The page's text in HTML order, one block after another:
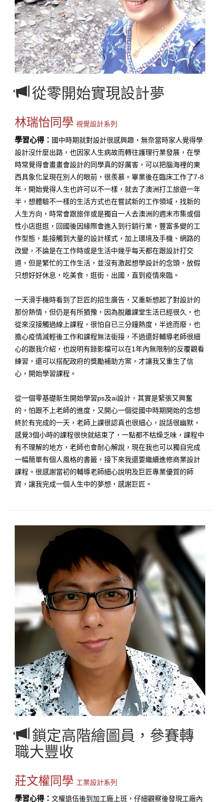
從零開始實現設計夢
林瑞怡同學 視覺設計系列
學習心得： 國中時期就對設計很感興趣，無奈當時家人覺得學
設計沒什麼出路，也因家人生病故而轉往護理行業發展，在學
時常覺得會畫畫會設計的同學真的好厲害，可以把腦海裡的東
西具象化呈現在別人的眼前，很羨慕。畢業後在臨床工作了7-8
年，開始覺得人生也許可以不一樣，就去了澳洲打工旅遊一年
半，想體驗不一樣的生活方式也在嘗試新的工作領域，找新的
人生方向，時常會跟旅伴或是獨自一人去澳洲的週末市集或個
性小店逛逛，回國後因緣際會進入到行銷行業，豐富多變的工
作型態，能接觸到大量的設計樣式，加上環境及手機、網路的
改變，不論是在工作時或是生活中幾乎每天都在跟設計打交
道，但是繁忙的工作生活，並沒有激起想學設計的念頭，放假
只想好好休息，吃美食，逛街、出國，直到疫情來臨。
一天滑手機時看到了巨匠的招生廣告，又重新想起了對設計的
那份熱情，但仍是有所猶豫，因為脫離課堂生活已經很久，也
從來沒接觸過線上課程，很怕自已三分鐘熱度，半途而廢，也
擔心疫情減輕後工作和課程無法銜接，不過還好輔導老師很細
心的跟我介紹，也說明有錄影檔可以在1年內無限制的反覆觀看
練習，還可以搭配政府的獎勵補助方案，才讓我又重生了信
心，開始學習課程。
從一個零基礎新生開始學習ps及ai設計，其實是緊張又興奮
的，怕跟不上老師的進度，又開心一個從國中時期開始的念想
終於有完成的一天，老師上課很認真也很細心，說話很幽默，
感覺3個小時的課程很快就結束了，一點都不枯燥乏味，課程中
有不理解的地方，老師也會耐心解說，現在我也可以獨自完成
一幅簡單有個人風格的書籤，接下來我還要繼續進修商業設計
課程。很感謝當初的輔導老師細心說明及巨匠專業優質的師
資，讓我完成一個人生中的夢想，感謝巨匠。
鎖定高階繪圖員，參賽轉
職大豐收
莊文權同學 工業設計系列
學習心得： 文權退伍後到加工廠上班，仔細觀察後發現工廠內